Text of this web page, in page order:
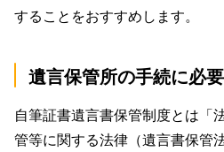
することをおすすめします。
遺言保管所の手続に必
自筆証書遺言書保管制度とは「
管等に関する法律（遺言書保管